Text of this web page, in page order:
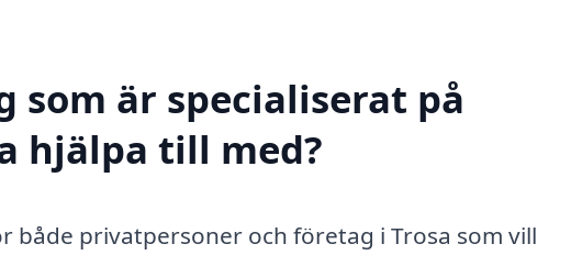
som är specialiserat på
hjälpa till med?
både privatpersoner och företag i Trosa som vill